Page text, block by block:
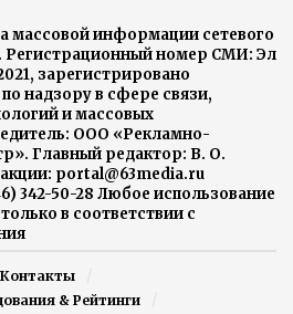
массовой информации сетевого
Регистрационный номер СМИ: Эл
зарегистрировано
надзору в сфере связи,
и массовых
ООО «Рекламно-
Главный редактор: В. О.
portal@63media.ru
342-50-28 Любое использование
в соответствии с
Контакты
& Рейтинги